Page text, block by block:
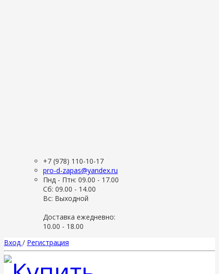
+7 (978) 110-10-17
pro-d-zapas@yandex.ru
Пнд - Птн: 09.00 - 17.00
Сб: 09.00 - 14.00
Вс: Выходной
Доставка ежедневно:
10.00 - 18.00
Вход / Регистрация